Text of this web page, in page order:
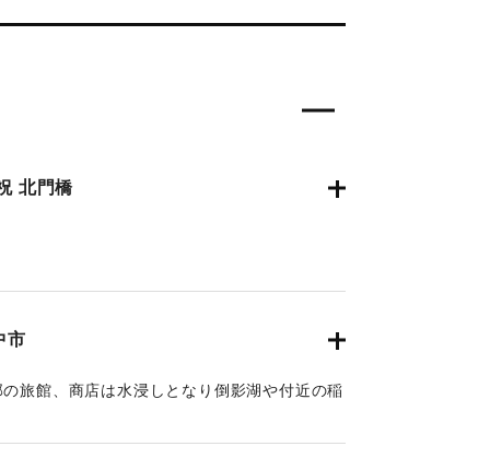
北門橋
市
旅館、商店は水浸しとなり倒影湖や付近の稲